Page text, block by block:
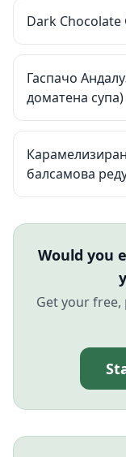
Dark
Гаспачо
доматена супа)
балсамова
Would you
Get your free,